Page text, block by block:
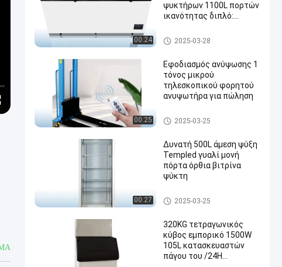
00:24
ψυκτήρων 1100L πορτών
ικανότητας διπλό:
Βαθύς θωρακικός ψυκτήρας
2025-03-28
00:25
Εφοδιασμός ανύψωσης 1
τόνος μικρού
τηλεσκοπικού φορητού
ανυψωτήρα για πώληση
φορητό ανελκυστήρα προς π
ώληση
2025-03-25
00:27
Δυνατή 500L άμεση ψύξη
Templed γυαλί μονή
πόρτα όρθια βιτρίνα
ψύκτη
Όρθιο δοχείο ψύξης προθηκ
ών
2025-03-25
320KG τετραγωνικός
κύβος εμπορικό 1500W
105L κατασκευαστών
πάγου του /24H